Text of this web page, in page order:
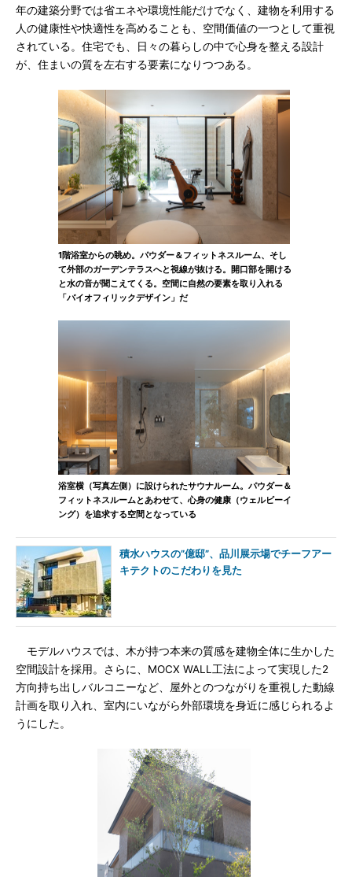
年の建築分野では省エネや環境性能だけでなく、建物を利用する
人の健康性や快適性を高めることも、空間価値の一つとして重視
されている。住宅でも、日々の暮らしの中で心身を整える設計
が、住まいの質を左右する要素になりつつある。
1階浴室からの眺め。パウダー＆フィットネスルーム、そし
て外部のガーデンテラスへと視線が抜ける。開口部を開ける
と水の音が聞こえてくる。空間に自然の要素を取り入れる
「バイオフィリックデザイン」だ
浴室横（写真左側）に設けられたサウナルーム。パウダー＆
フィットネスルームとあわせて、心身の健康（ウェルビーイ
ング）を追求する空間となっている
積水ハウスの”億邸”、品川展示場でチーフアー
キテクトのこだわりを見た
モデルハウスでは、木が持つ本来の質感を建物全体に生かした
空間設計を採用。さらに、MOCX WALL工法によって実現した2
方向持ち出しバルコニーなど、屋外とのつながりを重視した動線
計画を取り入れ、室内にいながら外部環境を身近に感じられるよ
うにした。